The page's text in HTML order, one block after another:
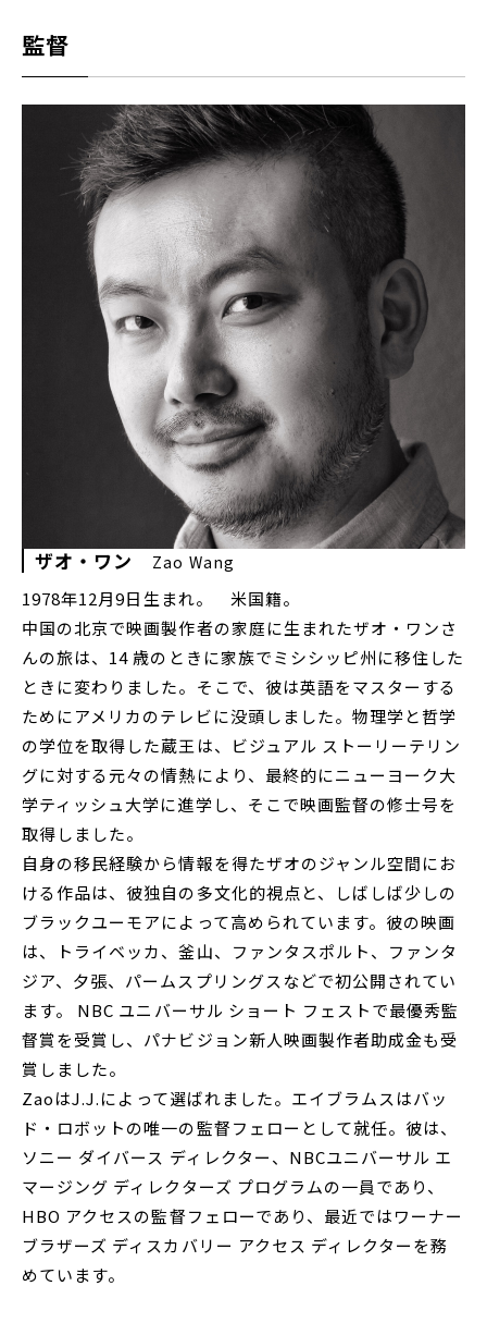
監督
ザオ・ワン Zao Wang
1978年12月9日生まれ。 米国籍。
中国の北京で映画製作者の家庭に生まれたザオ・ワンさ
んの旅は、14 歳のときに家族でミシシッピ州に移住した
ときに変わりました。そこで、彼は英語をマスターする
ためにアメリカのテレビに没頭しました。物理学と哲学
の学位を取得した蔵王は、ビジュアル ストーリーテリン
グに対する元々の情熱により、最終的にニューヨーク大
学ティッシュ大学に進学し、そこで映画監督の修士号を
取得しました。
自身の移民経験から情報を得たザオのジャンル空間にお
ける作品は、彼独自の多文化的視点と、しばしば少しの
ブラックユーモアによって高められています。彼の映画
は、トライベッカ、釜山、ファンタスポルト、ファンタ
ジア、夕張、パームスプリングスなどで初公開されてい
ます。 NBC ユニバーサル ショート フェストで最優秀監
督賞を受賞し、パナビジョン新人映画製作者助成金も受
賞しました。
ZaoはJ.J.によって選ばれました。エイブラムスはバッ
ド・ロボットの唯一の監督フェローとして就任。彼は、
ソニー ダイバース ディレクター、NBCユニバーサル エ
マージング ディレクターズ プログラムの一員であり、
HBO アクセスの監督フェローであり、最近ではワーナー
ブラザーズ ディスカバリー アクセス ディレクターを務
めています。